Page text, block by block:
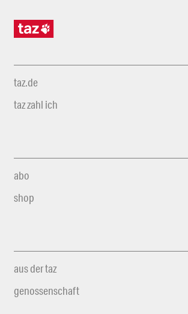
taz.de
taz zahl ich
abo
shop
aus der taz
genossenschaft